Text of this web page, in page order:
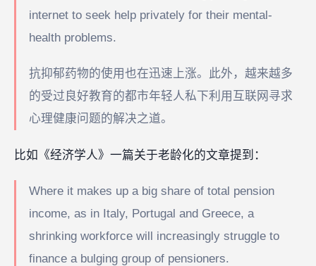
internet to seek help privately for their mental-
health problems.
抗抑郁药物的使用也在迅速上涨。此外，越来越多
的受过良好教育的都市年轻人私下利用互联网寻求
心理健康问题的解决之道。
比如《经济学人》一篇关于老龄化的文章提到：
Where it makes up a big share of total pension
income, as in Italy, Portugal and Greece, a
shrinking workforce will increasingly struggle to
finance a bulging group of pensioners.